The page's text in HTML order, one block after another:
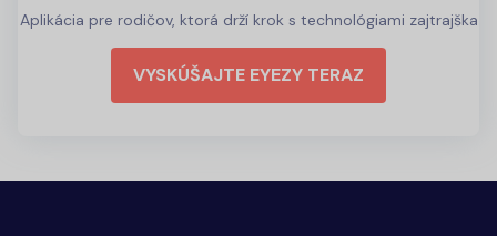
Aplikácia pre rodičov, ktorá drží krok s technológiami zajtrajška
VYSKÚŠAJTE EYEZY TERAZ